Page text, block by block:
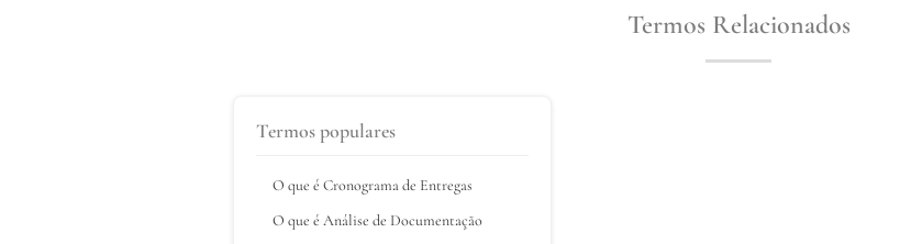
Termos Relacionados
Termos populares
O que é Cronograma de Entregas
O que é Análise de Documentação